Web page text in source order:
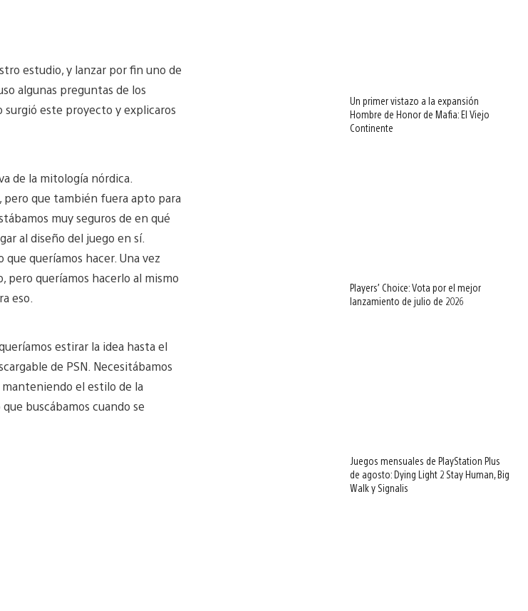
estudio, y lanzar por fin uno de
algunas preguntas de los
surgió este proyecto y explicaros
de la mitología nórdica.
pero que también fuera apto para
muy seguros de en qué
al diseño del juego en sí.
que queríamos hacer. Una vez
pero queríamos hacerlo al mismo
eso.
estirar la idea hasta el
de PSN. Necesitábamos
el estilo de la
buscábamos cuando se
Un primer vistazo a la expansión
Hombre de Honor de Mafia: El Viejo
Continente
Players’ Choice: Vota por el mejor
lanzamiento de julio de 2026
Juegos mensuales de PlayStation Plus
de agosto: Dying Light 2 Stay Human, Big
Walk y Signalis